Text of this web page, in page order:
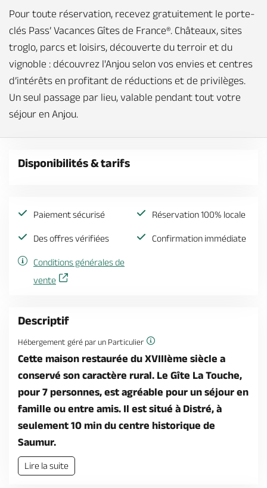
Pour toute réservation, recevez gratuitement le porte-
clés Pass’ Vacances Gîtes de France®. Châteaux, sites
troglo, parcs et loisirs, découverte du terroir et du
vignoble : découvrez l'Anjou selon vos envies et centres
d’intérêts en profitant de réductions et de privilèges.
Un seul passage par lieu, valable pendant tout votre
séjour en Anjou.
Disponibilités & tarifs
Paiement sécurisé Réservation 100% locale
Des offres vérifiées Confirmation immédiate
Conditions générales de
vente
Descriptif
Hébergement géré par un Particulier
Cette maison restaurée du XVIIIème siècle a
conservé son caractère rural. Le Gîte La Touche,
pour 7 personnes, est agréable pour un séjour en
famille ou entre amis. Il est situé à Distré, à
seulement 10 min du centre historique de
Saumur.
Lire la suite